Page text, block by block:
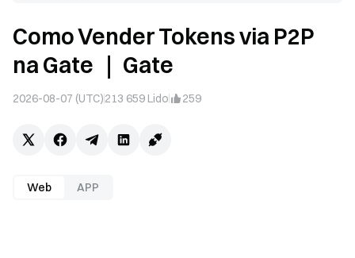
Como Vender Tokens via P2P
na Gate ｜ Gate
2026-08-07 (UTC)213 659 Lido 259
Web APP